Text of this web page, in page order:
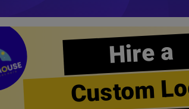
Hire a
Custom